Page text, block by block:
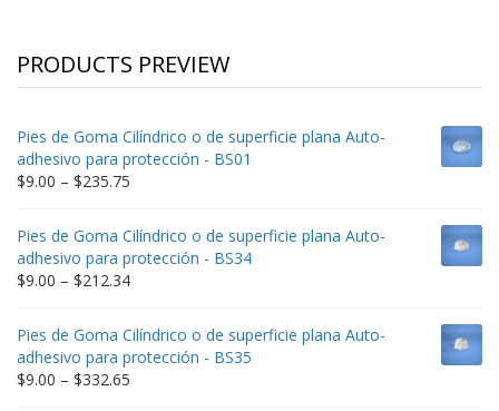
PRODUCTS PREVIEW
Pies de Goma Cilíndrico o de superficie plana Auto-
adhesivo para protección - BS01
$9.00 – $235.75
$9.00
through
$235.75
Pies de Goma Cilíndrico o de superficie plana Auto-
adhesivo para protección - BS34
$9.00 – $212.34Price
$9.00
through
$212.34
Pies de Goma Cilíndrico o de superficie plana Auto-
adhesivo para protección - BS35
$9.00 – $332.65